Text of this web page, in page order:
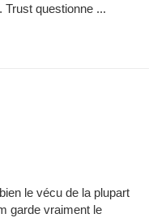
questionne ...
le vécu de la plupart
garde vraiment le